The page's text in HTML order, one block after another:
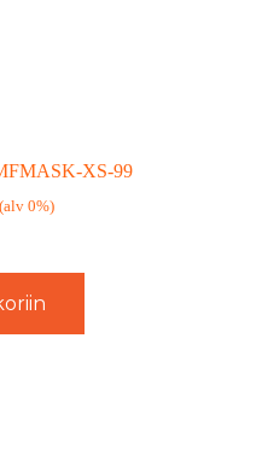
XS-99
(alv 0%)